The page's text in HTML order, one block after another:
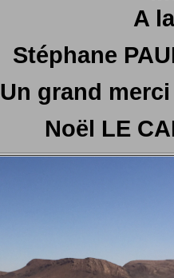
A
Stéphane
Un grand
Noël LE